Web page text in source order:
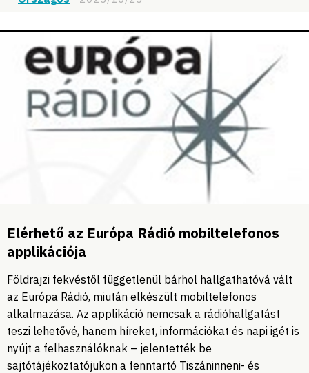
Elérhető az Európa Rádió mobiltelefonos
applikációja
Földrajzi fekvéstől függetlenül bárhol hallgathatóvá vált
az Európa Rádió, miután elkészült mobiltelefonos
alkalmazása. Az applikáció nemcsak a rádióhallgatást
teszi lehetővé, hanem híreket, információkat és napi igét is
nyújt a felhasználóknak – jelentették be
sajtótájékoztatójukon a fenntartó Tiszáninneni- és